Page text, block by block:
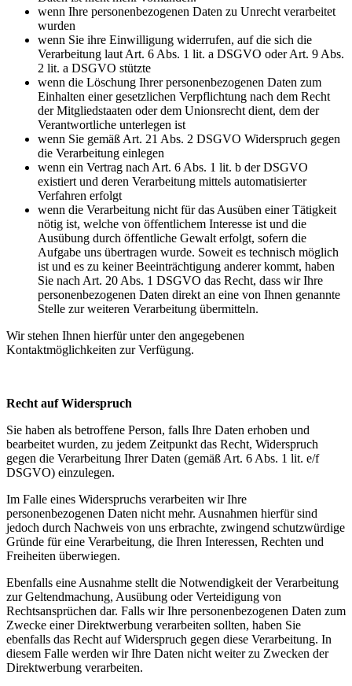
wenn Ihre personenbezogenen Daten zu Unrecht verarbeitet
wurden
wenn Sie ihre Einwilligung widerrufen, auf die sich die
Verarbeitung laut Art. 6 Abs. 1 lit. a DSGVO oder Art. 9 Abs.
2 lit. a DSGVO stützte
wenn die Löschung Ihrer personenbezogenen Daten zum
Einhalten einer gesetzlichen Verpflichtung nach dem Recht
der Mitgliedstaaten oder dem Unionsrecht dient, dem der
Verantwortliche unterlegen ist
wenn Sie gemäß Art. 21 Abs. 2 DSGVO Widerspruch gegen
die Verarbeitung einlegen
wenn ein Vertrag nach Art. 6 Abs. 1 lit. b der DSGVO
existiert und deren Verarbeitung mittels automatisierter
Verfahren erfolgt
wenn die Verarbeitung nicht für das Ausüben einer Tätigkeit
nötig ist, welche von öffentlichem Interesse ist und die
Ausübung durch öffentliche Gewalt erfolgt, sofern die
Aufgabe uns übertragen wurde. Soweit es technisch möglich
ist und es zu keiner Beeinträchtigung anderer kommt, haben
Sie nach Art. 20 Abs. 1 DSGVO das Recht, dass wir Ihre
personenbezogenen Daten direkt an eine von Ihnen genannte
Stelle zur weiteren Verarbeitung übermitteln.
Wir stehen Ihnen hierfür unter den angegebenen
Kontaktmöglichkeiten zur Verfügung.
Recht auf Widerspruch
Sie haben als betroffene Person, falls Ihre Daten erhoben und
bearbeitet wurden, zu jedem Zeitpunkt das Recht, Widerspruch
gegen die Verarbeitung Ihrer Daten (gemäß Art. 6 Abs. 1 lit. e/f
DSGVO) einzulegen.
Im Falle eines Widerspruchs verarbeiten wir Ihre
personenbezogenen Daten nicht mehr. Ausnahmen hierfür sind
jedoch durch Nachweis von uns erbrachte, zwingend schutzwürdige
Gründe für eine Verarbeitung, die Ihren Interessen, Rechten und
Freiheiten überwiegen.
Ebenfalls eine Ausnahme stellt die Notwendigkeit der Verarbeitung
zur Geltendmachung, Ausübung oder Verteidigung von
Rechtsansprüchen dar. Falls wir Ihre personenbezogenen Daten zum
Zwecke einer Direktwerbung verarbeiten sollten, haben Sie
ebenfalls das Recht auf Widerspruch gegen diese Verarbeitung. In
diesem Falle werden wir Ihre Daten nicht weiter zu Zwecken der
Direktwerbung verarbeiten.